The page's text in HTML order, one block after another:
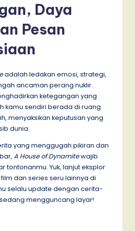
Daya
Pesan
adalah ledakan emosi, strategi,
ancaman perang nuklir.
ketegangan yang
kamu sendiri berada di ruang
menyaksikan keputusan yang
dunia.
yang menggugah pikiran dan
A House of Dynamitewajib
tontonanmu. Yuk, lanjut eksplor
dan series seru lainnya di
selalu update dengan cerita-
mengguncang layar!